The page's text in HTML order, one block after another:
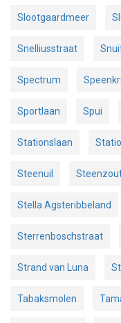
Slootgaardmeer
Snelliusstraat
Spectrum
Sportlaan Spui
Stationslaan
Steenuil
Stella Agsteribbeland
Sterrenboschstraat
Strand van Luna
Tabaksmolen